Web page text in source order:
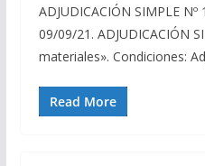
ADJUDICACIÓN SIMPLE
09/09/21. ADJUDICACIÓN
materiales». Condiciones:
Read More